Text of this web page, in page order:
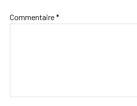
Commentaire*